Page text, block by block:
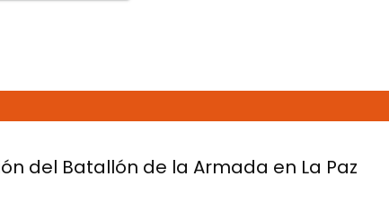
del Batallón de la Armada en La Paz